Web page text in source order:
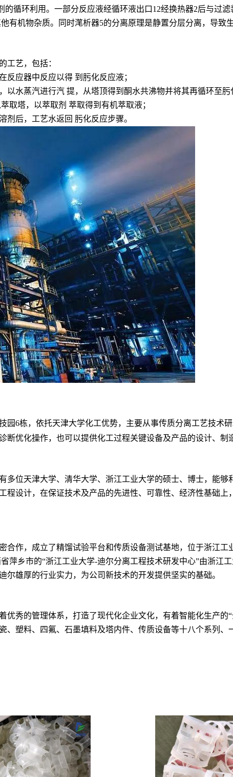
循环利用。一部分反应液经循环液出口12经换热器2后与过
有机物杂质。同时滗析器5的分离原理是静置分层分离，导致生
工艺，包括：
反应器中反应以得 到肟化反应液；
水蒸汽进行汽 提，从塔顶得到酮水共沸物并将其再循环至肟
取塔，以萃取剂 萃取得到有机萃取液；
剂后，工艺水返回 肟化反应步骤。
6栋，依托天津大学化工优势，主要从事传质分离工艺技术
优化操作，也可以提供化工过程关键设备及产品的设计、制
多位天津大学、清华大学、浙江工业大学的硕士、博士，能
程设计，在保证技术及产品的先进性、可靠性、经济性基础
合作，成立了精馏试验平台和传质设备测试基地，位于浙江
省萍乡市的“浙江工业大学-迪尔分离工程技术研发中心”由浙
雄厚的行业实力，为公司新技术的开发提供坚实的基础。
秀的管理体系，打造了现代化企业文化，有着智能化生产
塑料、四氟、石墨填料及塔内件、传质设备等十八个系列、